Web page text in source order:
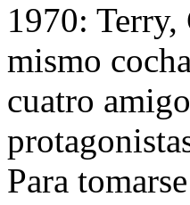
1970:
mismo
cuatro
Para